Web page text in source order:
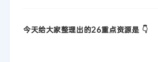
今天给大家整理出的26重点资源是 👇